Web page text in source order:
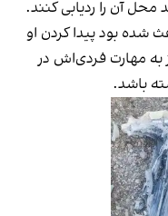
آن را ردیابی کنند.
شده بود پیدا کردن او
مهارت فردی‌اش در
باشد.